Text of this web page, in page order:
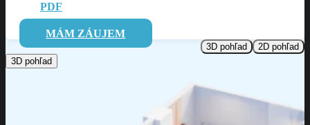
PDF
MÁM ZÁUJEM
3D pohľad
2D pohľad
3D pohľad